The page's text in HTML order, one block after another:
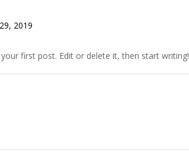
2019
first post. Edit or delete it, then start writing!